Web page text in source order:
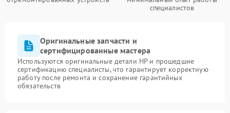
специалистов
Оригинальные запчасти и
сертифицированные мастера
Используются оригинальные детали HP и прошедшие
сертификацию специалисты, что гарантирует корректную
работу после ремонта и сохранение гарантийных
обязательств